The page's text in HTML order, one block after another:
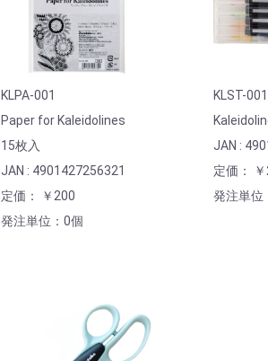
KLPA-001
Paper for Kaleidolines
15枚入
JAN : 4901427256321
定価： ￥200
発注単位：0個
KLST-001
JAN :
定価：
発注単位